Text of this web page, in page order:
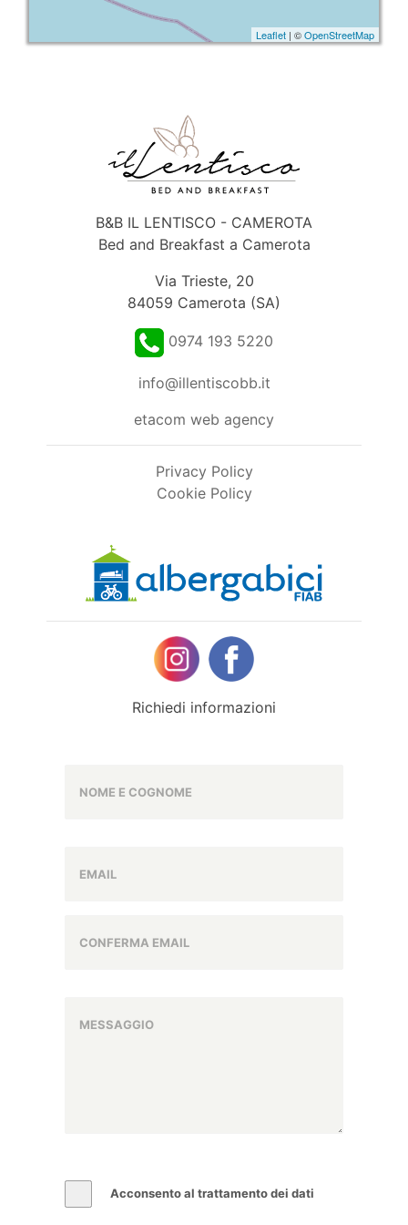
Leaflet | ©OpenStreetMap
B&B IL LENTISCO - CAMEROTA
Bed and Breakfast a Camerota
Via Trieste, 20
84059 Camerota (SA)
0974 193 5220
info@illentiscobb.it
etacom web agency
Privacy Policy
Cookie Policy
Richiedi informazioni
Acconsento al trattamento dei dati